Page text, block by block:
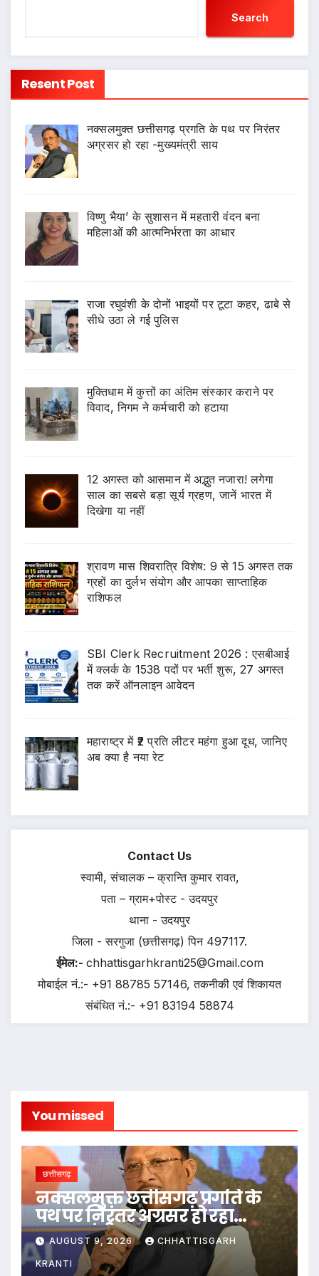
Search
Resent Post
नक्सलमुक्त छत्तीसगढ़ प्रगति के पथ पर निरंतर
अग्रसर हो रहा -मुख्यमंत्री साय
विष्णु भैया’ के सुशासन में महतारी वंदन बना
महिलाओं की आत्मनिर्भरता का आधार
राजा रघुवंशी के दोनों भाइयों पर टूटा कहर, ढाबे से
सीधे उठा ले गई पुलिस
मुक्तिधाम में कुत्तों का अंतिम संस्कार कराने पर
विवाद, निगम ने कर्मचारी को हटाया
12 अगस्त को आसमान में अद्भुत नजारा! लगेगा
साल का सबसे बड़ा सूर्य ग्रहण, जानें भारत में
दिखेगा या नहीं
श्रावण मास शिवरात्रि विशेष: 9 से 15 अगस्त तक
ग्रहों का दुर्लभ संयोग और आपका साप्ताहिक
राशिफल
SBI Clerk Recruitment 2026 : एसबीआई
में क्लर्क के 1538 पदों पर भर्ती शुरू, 27 अगस्त
तक करें ऑनलाइन आवेदन
महाराष्ट्र में ₹2 प्रति लीटर महंगा हुआ दूध, जानिए
अब क्या है नया रेट
Contact Us
स्वामी, संचालक – क्रान्ति कुमार रावत,
पता – ग्राम+पोस्ट - उदयपुर
थाना - उदयपुर
जिला - सरगुजा (छत्तीसगढ़) पिन 497117.
ईमेल:- chhattisgarhkranti25@Gmail.com
मोबाईल नं.:- +91 88785 57146, तकनीकी एवं शिकायत
संबंधित नं.:- +91 83194 58874
You missed
छत्तीसगढ़
नक्सलमुक्त छत्तीसगढ़ प्रगति के
पथ पर निरंतर अग्रसर हो रहा
-मुख्यमंत्री साय
AUGUST 9, 2026 CHHATTISGARH
KRANTI